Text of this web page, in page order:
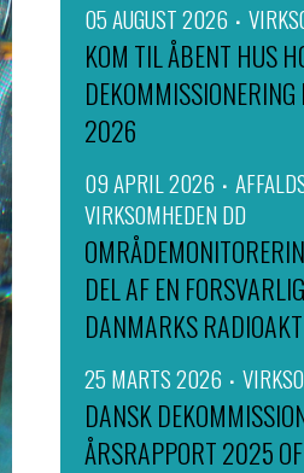
05 AUGUST 2026
KOM TIL ÅBENT HUS
2026
09 APRIL 2026
VIRKSOMHEDEN DD
DEL AF EN
DANMARKS
25 MARTS 2026
DANSK
ÅRSRAPPORT 2025